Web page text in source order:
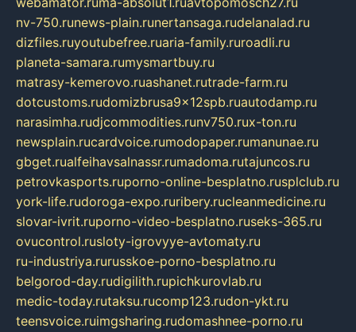
nv-750.runews-plain.runertansaga.rudelanalad.ru
dizfiles.ruyoutubefree.ruaria-family.ruroadli.ru
planeta-samara.rumysmartbuy.ru
matrasy-kemerovo.ruashanet.rutrade-farm.ru
dotcustoms.rudomizbrusa9x12spb.ruautodamp.ru
narasimha.rudjcommodities.runv750.rux-ton.ru
newsplain.rucardvoice.rumodopaper.rumanunae.ru
gbget.rualfeihavsalnassr.rumadoma.rutajuncos.ru
petrovkasports.ruporno-online-besplatno.rusplclub.ru
york-life.rudoroga-expo.ruribery.rucleanmedicine.ru
slovar-ivrit.ruporno-video-besplatno.ruseks-365.ru
ovucontrol.rusloty-igrovyye-avtomaty.ru
ru-industriya.rurusskoe-porno-besplatno.ru
belgorod-day.rudigilith.rupichkurovlab.ru
medic-today.rutaksu.rucomp123.rudon-ykt.ru
teensvoice.ruimgsharing.rudomashnee-porno.ru